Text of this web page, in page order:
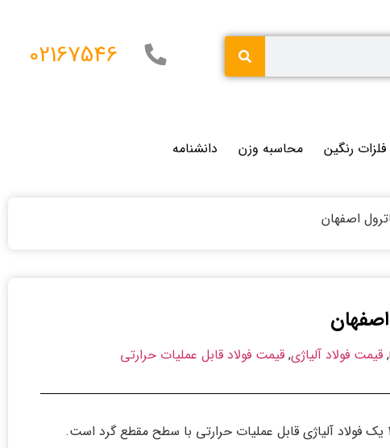
02167546
فلزات رنگین محاسبه وزن دانشنامه
,قیمت فولاد آلیاژی,قیمت فولاد قابل عملیات حرارتی